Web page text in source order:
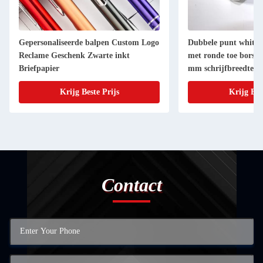
Gepersonaliseerde balpen Custom Logo
Reclame Geschenk Zwarte inkt
Briefpapier
Krijg Beste Prijs
Dubbele punt
met ronde toe
mm schrijfbreedte
Krijg
Contact